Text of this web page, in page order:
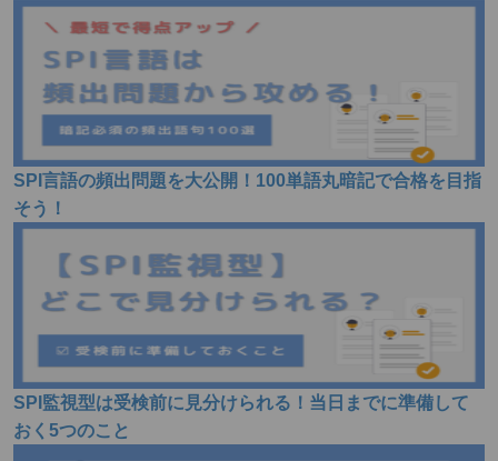
SPI言語の頻出問題を大公開！100単語丸暗記で合格を目指
そう！
SPI監視型は受検前に見分けられる！当日までに準備して
おく5つのこと